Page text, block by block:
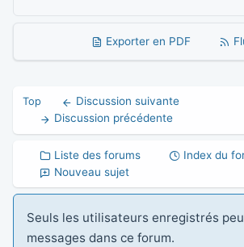
Exporter en PDF
Top
Discussion suivante
Discussion précédente
Liste des forums
Index du
Nouveau sujet
Seuls les utilisateurs enregistrés
messages dans ce forum.